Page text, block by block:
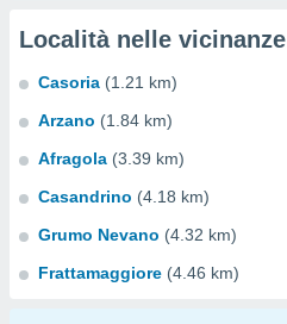
Località nelle vicinanze
Casoria (1.21 km)
Arzano (1.84 km)
Afragola (3.39 km)
Casandrino (4.18 km)
Grumo Nevano (4.32 km)
Frattamaggiore (4.46 km)